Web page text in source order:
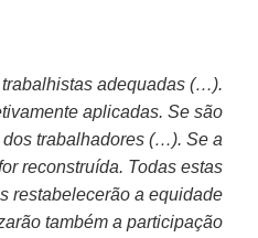
trabalhistas adequadas (…).
aplicadas. Se são
trabalhadores (…). Se a
reconstruída. Todas estas
restabelecerão a equidade
também a participação